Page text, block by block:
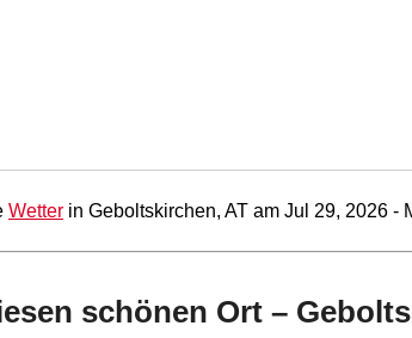
Wetter in Geboltskirchen, AT am Jul 29, 2026 -
schönen Ort –